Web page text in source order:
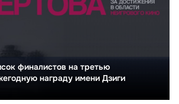
финалистов на третью
награду имени Дзиги